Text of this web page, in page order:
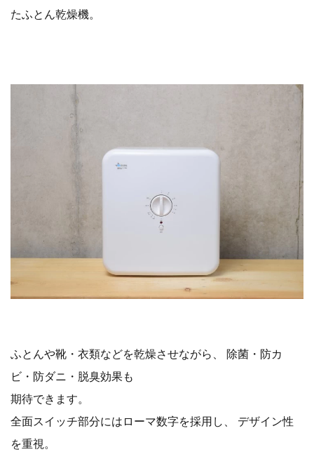
たふとん乾燥機。
ふとんや靴・衣類などを乾燥させながら、 除菌・防カ
ビ・防ダニ・脱臭効果も
期待できます。
全面スイッチ部分にはローマ数字を採用し、 デザイン性
を重視。